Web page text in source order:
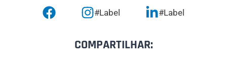
#Label #Label
COMPARTILHAR: